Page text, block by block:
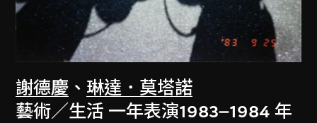
謝德慶 、 琳達．莫塔諾
藝術／生活 一年表演1983–1984 年